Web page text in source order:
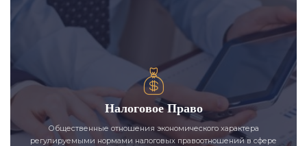
Налоговое Право
Общественные отношения экономического характера
регулируемыми нормами налоговых правоотношений в сфере